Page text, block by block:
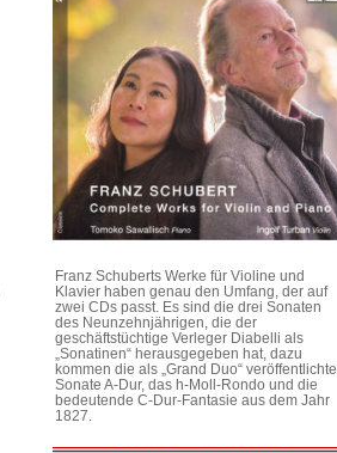
Franz Schuberts Werke für Violine und
Klavier haben genau den Umfang, der auf
zwei CDs passt. Es sind die drei Sonaten
des Neunzehnjährigen, die der
geschäftstüchtige Verleger Diabelli als
„Sonatinen“ herausgegeben hat, dazu
kommen die als „Grand Duo“ veröffentlichte
Sonate A-Dur, das h-Moll-Rondo und die
bedeutende C-Dur-Fantasie aus dem Jahr
1827.